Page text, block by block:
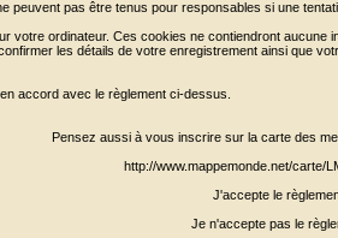
peuvent pas être tenus pour responsables si une
votre ordinateur. Ces cookies ne contiendront
les détails de votre enregistrement ainsi que
accord avec le règlement ci-dessus.
Pensez aussi à vous inscrire sur la carte des
http://www.mappemonde.net/carte/
J'accepte le
Je n'accepte pas le